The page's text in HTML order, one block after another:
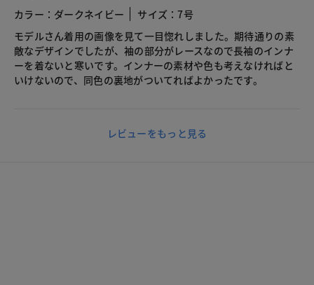
カラー：ダークネイビー
サイズ：7号
モデルさん着用の画像を見て一目惚れしました。期待通りの素
敵なデザインでしたが、袖の部分がレースなので長袖のインナ
ーを着ないと寒いです。インナーの素材や色も考えなければと
いけないので、同色の裏地がついてればよかったです。
レビューをもっと見る